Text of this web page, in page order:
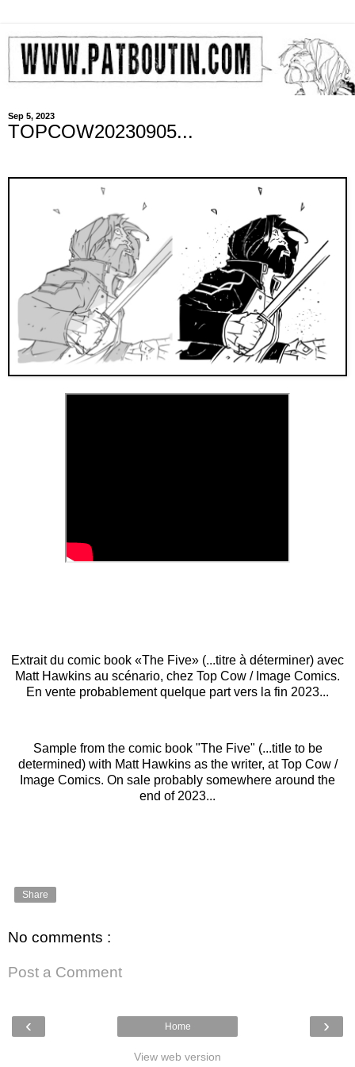
Sep 5, 2023
TOPCOW20230905...
Extrait du comic book «The Five» (...titre à déterminer) avec
Matt Hawkins au scénario, chez Top Cow / Image Comics.
En vente probablement quelque part vers la fin 2023...
Sample from the comic book "The Five" (...title to be
determined) with Matt Hawkins as the writer, at Top Cow /
Image Comics. On sale probably somewhere around the
end of 2023...
Share
No comments :
Post a Comment
‹ ›
Home
View web version